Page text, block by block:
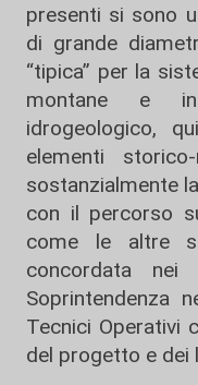
presenti si sono
di grande
“tipica” per la
montane e
idrogeologico,
elementi storico-
sostanzialmente
con il percorso
come le altre
concordata
Soprintendenza
Tecnici Operativi
del progetto e dei